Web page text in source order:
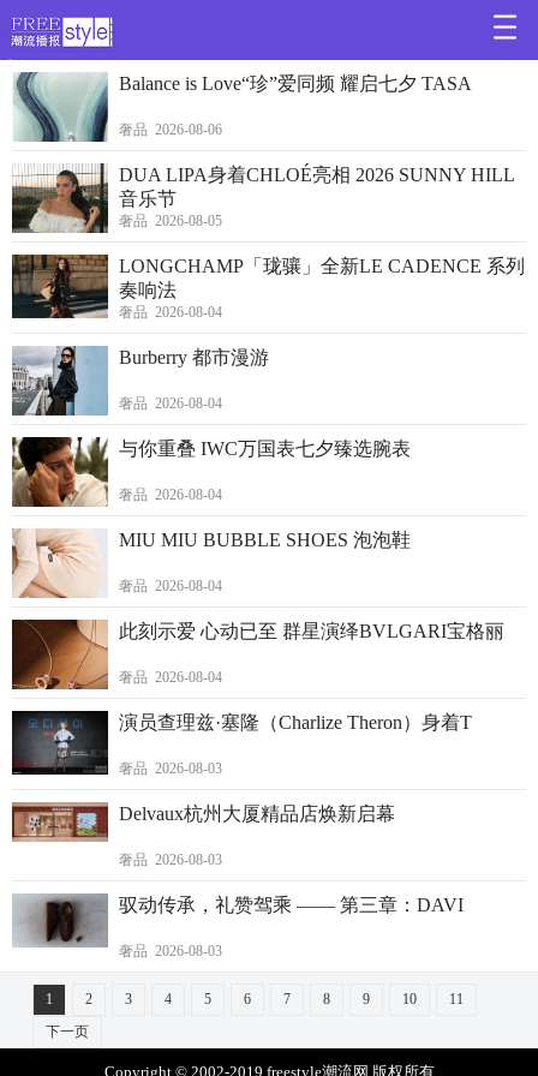
>
Balance is Love“珍”爱同频 耀启七夕 TASA
奢品 2026-08-06
DUA LIPA身着CHLOÉ亮相 2026 SUNNY HILL
音乐节
奢品 2026-08-05
LONGCHAMP「珑骧」全新LE CADENCE 系列
奏响法
奢品 2026-08-04
Burberry 都市漫游
奢品 2026-08-04
与你重叠 IWC万国表七夕臻选腕表
奢品 2026-08-04
MIU MIU BUBBLE SHOES 泡泡鞋
奢品 2026-08-04
此刻示爱 心动已至 群星演绎BVLGARI宝格丽
奢品 2026-08-04
演员查理兹·塞隆（Charlize Theron）身着T
奢品 2026-08-03
Delvaux杭州大厦精品店焕新启幕
奢品 2026-08-03
驭动传承，礼赞驾乘 —— 第三章：DAVI
奢品 2026-08-03
1 2 3 4 5 6 7 8 9 10
11
下一页
Copyright © 2002-2019 freestyle潮流网 版权所有